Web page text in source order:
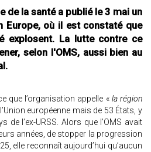
de la santé a publié le 3 mai un
Europe, où il est constaté que
explosent. La lutte contre ce
selon l'OMS, aussi bien au
que l’organisation appelle « la région
européenne mais de 53 États, y
de l’ex-URSS. Alors que l’OMS avait
années, de stopper la progression
elle reconnaît aujourd’hui qu’aucun